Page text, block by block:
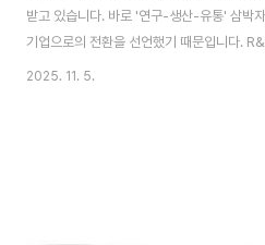
받고 있습니다. 바로 '연구-생산-유통' 삼박
기업으로의 전환을 선언했기 때문입니다.
구조로 체질 개선에 성공할 수 있을지, 지금
2025. 11. 5.